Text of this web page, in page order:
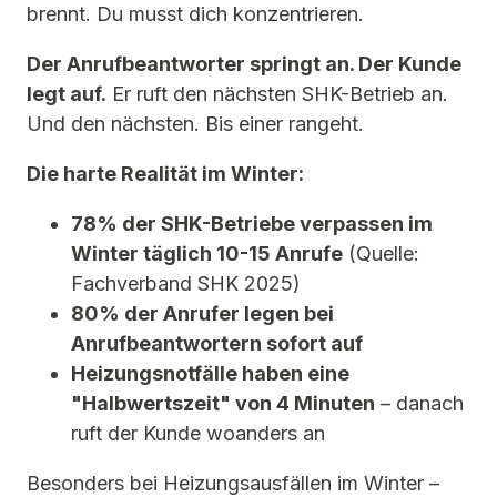
brennt. Du musst dich konzentrieren.
Der Anrufbeantworter springt an. Der Kunde
legt auf. Er ruft den nächsten SHK-Betrieb an.
Und den nächsten. Bis einer rangeht.
Die harte Realität im Winter:
78% der SHK-Betriebe verpassen im
Winter täglich 10-15 Anrufe (Quelle:
Fachverband SHK 2025)
80% der Anrufer legen bei
Anrufbeantwortern sofort auf
Heizungsnotfälle haben eine
"Halbwertszeit" von 4 Minuten – danach
ruft der Kunde woanders an
Besonders bei Heizungsausfällen im Winter –